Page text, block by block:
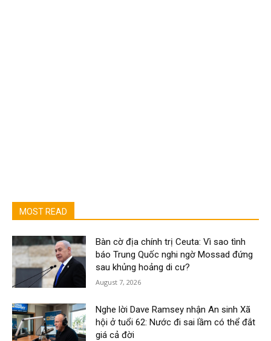
MOST READ
Bàn cờ địa chính trị Ceuta: Vì sao tình
báo Trung Quốc nghi ngờ Mossad đứng
sau khủng hoảng di cư?
August 7, 2026
Nghe lời Dave Ramsey nhận An sinh Xã
hội ở tuổi 62: Nước đi sai lầm có thể đắt
giá cả đời